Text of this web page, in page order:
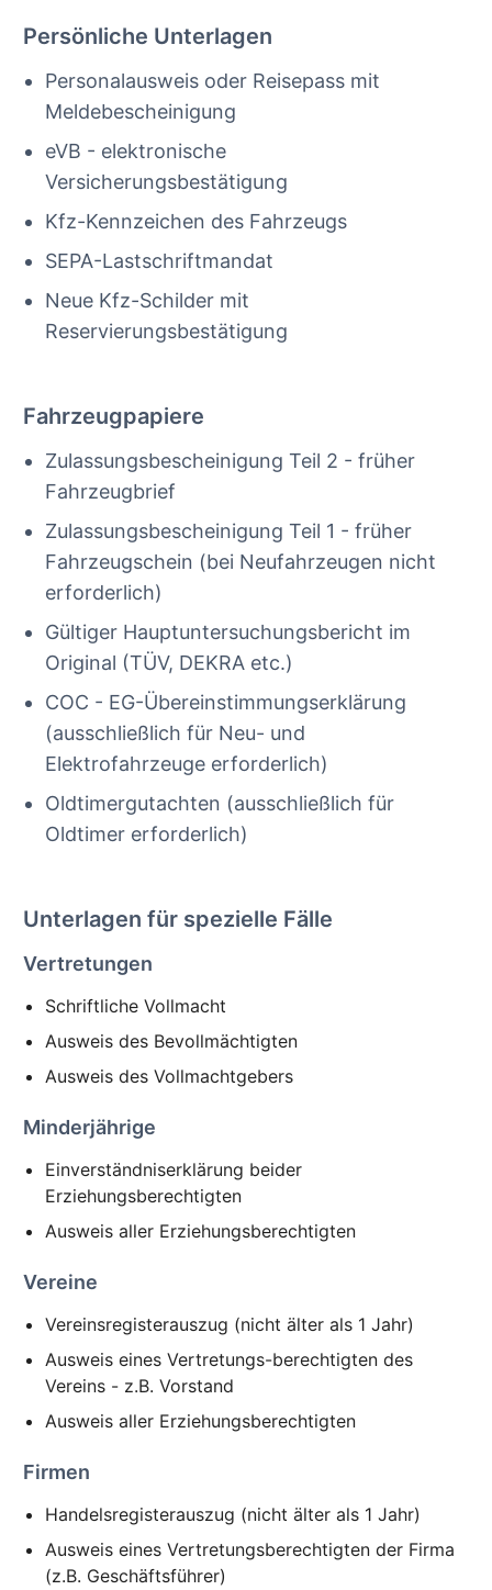
Persönliche Unterlagen
Personalausweis oder Reisepass mit
Meldebescheinigung
eVB - elektronische
Versicherungsbestätigung
Kfz-Kennzeichen des Fahrzeugs
SEPA-Lastschriftmandat
Neue Kfz-Schilder mit
Reservierungsbestätigung
Fahrzeugpapiere
Zulassungsbescheinigung Teil 2 - früher
Fahrzeugbrief
Zulassungsbescheinigung Teil 1 - früher
Fahrzeugschein (bei Neufahrzeugen nicht
erforderlich)
Gültiger Hauptuntersuchungsbericht im
Original (TÜV, DEKRA etc.)
COC - EG-Übereinstimmungserklärung
(ausschließlich für Neu- und
Elektrofahrzeuge erforderlich)
Oldtimergutachten (ausschließlich für
Oldtimer erforderlich)
Unterlagen für spezielle Fälle
Vertretungen
Schriftliche Vollmacht
Ausweis des Bevollmächtigten
Ausweis des Vollmachtgebers
Minderjährige
Einverständniserklärung beider
Erziehungsberechtigten
Ausweis aller Erziehungsberechtigten
Vereine
Vereinsregisterauszug (nicht älter als 1 Jahr)
Ausweis eines Vertretungs-berechtigten des
Vereins - z.B. Vorstand
Ausweis aller Erziehungsberechtigten
Firmen
Handelsregisterauszug (nicht älter als 1 Jahr)
Ausweis eines Vertretungsberechtigten der Firma
(z.B. Geschäftsführer)